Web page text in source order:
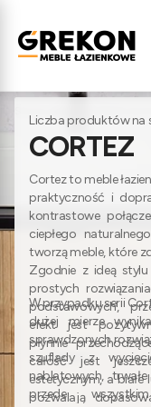
Liczba produktów na
CORTEZ
Cortez to meble
praktyczność i
kontrastowe
ciepłego
tworzą meble, które
Zgodnie z ideą
prostych
podstawowych,
efekt jest
płynnie
całość jest
estetycznym, a
pozwalają
W przypadku serii
dużej mierze
sprawdzonych
szuflady z
nablatowych,
przede